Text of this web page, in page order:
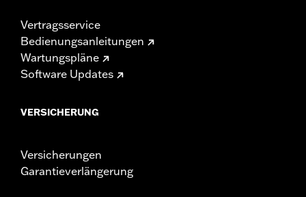
Vertragsservice
Bedienungsanleitungen
Wartungspläne
Software Updates
VERSICHERUNG
Versicherungen
Garantieverlängerung